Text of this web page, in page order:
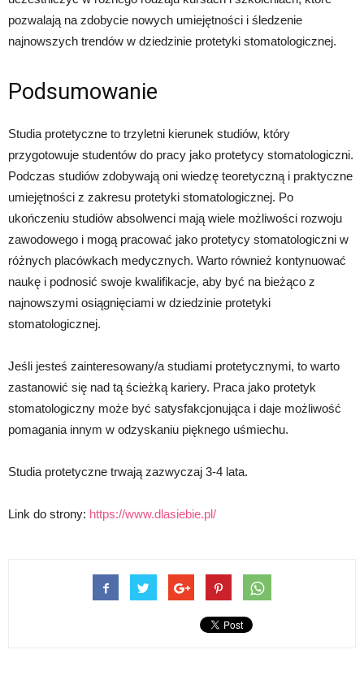
pozwalają na zdobycie nowych umiejętności i śledzenie
najnowszych trendów w dziedzinie protetyki stomatologicznej.
Podsumowanie
Studia protetyczne to trzyletni kierunek studiów, który
przygotowuje studentów do pracy jako protetycy stomatologiczni.
Podczas studiów zdobywają oni wiedzę teoretyczną i praktyczne
umiejętności z zakresu protetyki stomatologicznej. Po
ukończeniu studiów absolwenci mają wiele możliwości rozwoju
zawodowego i mogą pracować jako protetycy stomatologiczni w
różnych placówkach medycznych. Warto również kontynuować
naukę i podnosić swoje kwalifikacje, aby być na bieżąco z
najnowszymi osiągnięciami w dziedzinie protetyki
stomatologicznej.
Jeśli jesteś zainteresowany/a studiami protetycznymi, to warto
zastanowić się nad tą ścieżką kariery. Praca jako protetyk
stomatologiczny może być satysfakcjonująca i daje możliwość
pomagania innym w odzyskaniu pięknego uśmiechu.
Studia protetyczne trwają zazwyczaj 3-4 lata.
Link do strony: https://www.dlasiebie.pl/